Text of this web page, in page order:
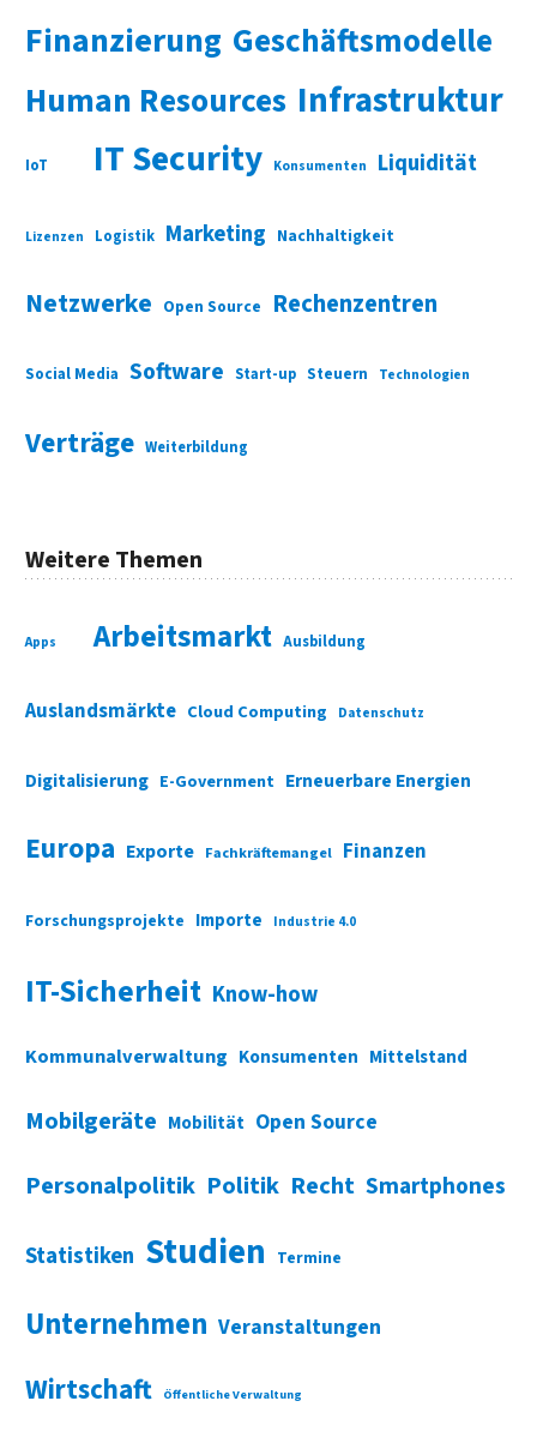
Finanzierung Geschäftsmodelle
Human Resources Infrastruktur
IoT IT Security Konsumenten Liquidität
Lizenzen Logistik Marketing Nachhaltigkeit
Netzwerke Open Source Rechenzentren
Social Media Software Start-up Steuern Technologien
Verträge Weiterbildung
Weitere Themen
Apps Arbeitsmarkt Ausbildung
Auslandsmärkte Cloud Computing Datenschutz
Digitalisierung E-Government Erneuerbare Energien
Europa Exporte Fachkräftemangel Finanzen
Forschungsprojekte Importe Industrie 4.0
IT-Sicherheit Know-how
Kommunalverwaltung Konsumenten Mittelstand
Mobilgeräte Mobilität Open Source
Personalpolitik Politik Recht Smartphones
Statistiken Studien Termine
Unternehmen Veranstaltungen
Wirtschaft Öffentliche Verwaltung